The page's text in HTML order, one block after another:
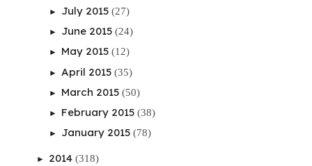
► July 2015 (27)
► June 2015 (24)
► May 2015 (12)
► April 2015 (35)
► March 2015 (50)
► February 2015 (38)
► January 2015 (78)
► 2014 (318)